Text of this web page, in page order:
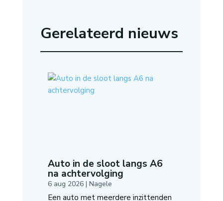
Gerelateerd nieuws
Auto in de sloot langs A6
na achtervolging
6 aug 2026| Nagele
Een auto met meerdere inzittenden